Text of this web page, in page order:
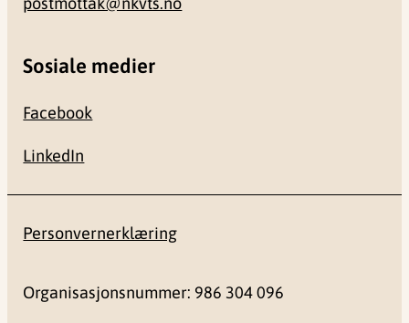
Sosiale medier
Facebook
LinkedIn
Personvernerklæring
Organisasjonsnummer: 986 304 096